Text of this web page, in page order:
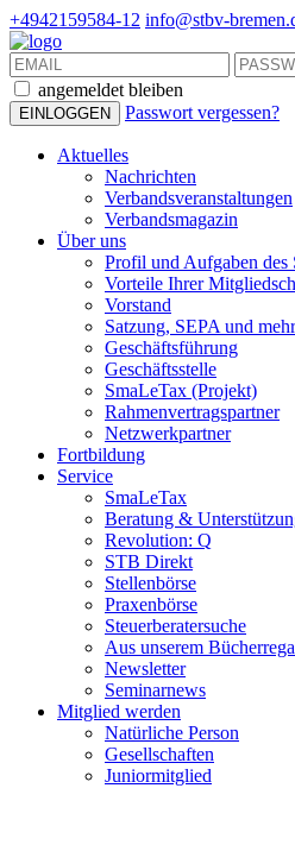
+4942159584-12 info@stbv-
angemeldet bleiben
Passwort vergessen?
Aktuelles
Nachrichten
Verbandsveranstaltungen
Verbandsmagazin
Über uns
Profil und Aufgaben
Vorteile Ihrer
Vorstand
Satzung, SEPA und mehr
Geschäftsführung
Geschäftsstelle
SmaLeTax (Projekt)
Rahmenvertragspartner
Netzwerkpartner
Fortbildung
Service
SmaLeTax
Beratung &
Revolution: Q
STB Direkt
Stellenbörse
Praxenbörse
Steuerberatersuche
Aus unserem
Newsletter
Seminarnews
Mitglied werden
Natürliche Person
Gesellschaften
Juniormitglied